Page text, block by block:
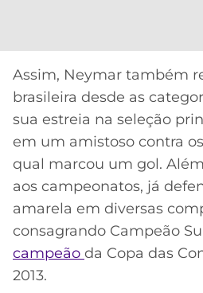
Assim, Neymar também
brasileira desde as
sua estreia na seleção
em um amistoso contra
qual marcou um gol.
aos campeonatos, já
amarela em diversas
consagrando Campeão
campeão da Copa das
2013.